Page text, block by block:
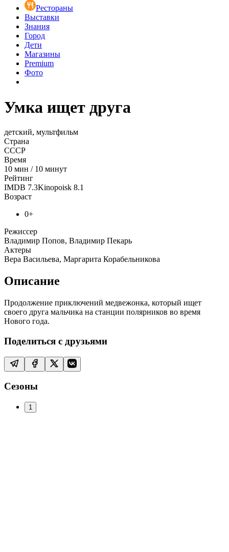
Рестораны
Выставки
Знания
Город
Дети
Магазины
Premium
Фото
Умка ищет друга
детский, мультфильм
Страна
СССР
Время
10 мин / 10 минут
Рейтинг
IMDB 7.3Kinopoisk 8.1
Возраст
0+
Режиссер
Владимир Попов, Владимир Пекарь
Актеры
Вера Васильева, Маргарита Корабельникова
Описание
Продолжение приключений медвежонка, который ищет
своего друга мальчика на станции полярников во время
Нового года.
Поделиться с друзьями
Сезоны
1